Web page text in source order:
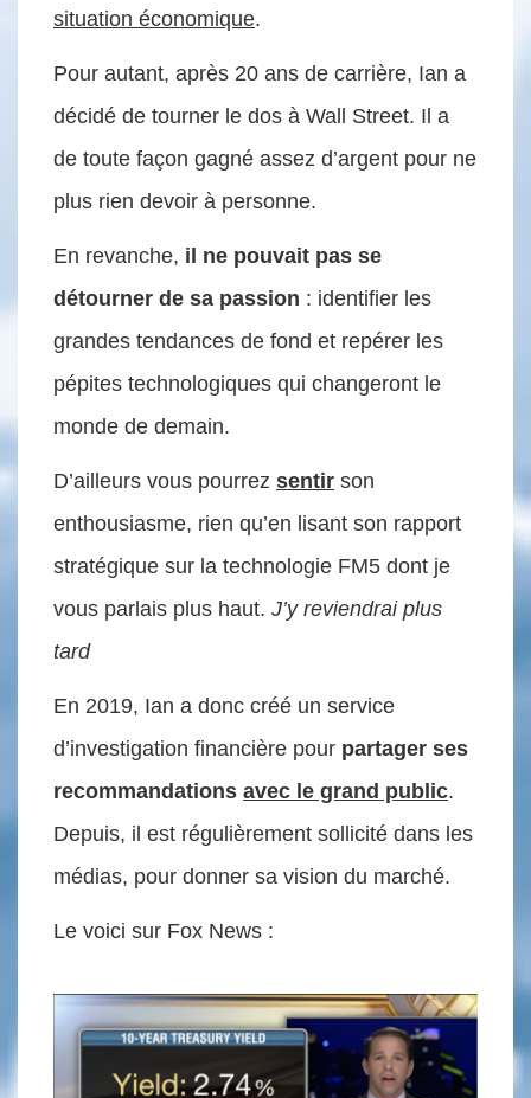
situation économique.
Pour autant, après 20 ans de carrière, Ian a
décidé de tourner le dos à Wall Street. Il a
de toute façon gagné assez d’argent pour ne
plus rien devoir à personne.
En revanche, il ne pouvait pas se
détourner de sa passion : identifier les
grandes tendances de fond et repérer les
pépites technologiques qui changeront le
monde de demain.
D’ailleurs vous pourrez sentir son
enthousiasme, rien qu’en lisant son rapport
stratégique sur la technologie FM5 dont je
vous parlais plus haut. J’y reviendrai plus
tard
En 2019, Ian a donc créé un service
d’investigation financière pour partager ses
recommandations avec le grand public.
Depuis, il est régulièrement sollicité dans les
médias, pour donner sa vision du marché.
Le voici sur Fox News :